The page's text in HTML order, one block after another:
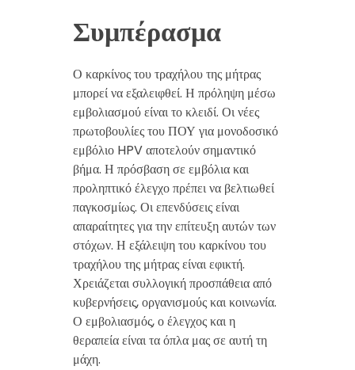
Συμπέρασμα
Ο καρκίνος του τραχήλου της μήτρας
μπορεί να εξαλειφθεί. Η πρόληψη μέσω
εμβολιασμού είναι το κλειδί. Οι νέες
πρωτοβουλίες του ΠΟΥ για μονοδοσικό
εμβόλιο HPV αποτελούν σημαντικό
βήμα. Η πρόσβαση σε εμβόλια και
προληπτικό έλεγχο πρέπει να βελτιωθεί
παγκοσμίως. Οι επενδύσεις είναι
απαραίτητες για την επίτευξη αυτών των
στόχων. Η εξάλειψη του καρκίνου του
τραχήλου της μήτρας είναι εφικτή.
Χρειάζεται συλλογική προσπάθεια από
κυβερνήσεις, οργανισμούς και κοινωνία.
Ο εμβολιασμός, ο έλεγχος και η
θεραπεία είναι τα όπλα μας σε αυτή τη
μάχη.